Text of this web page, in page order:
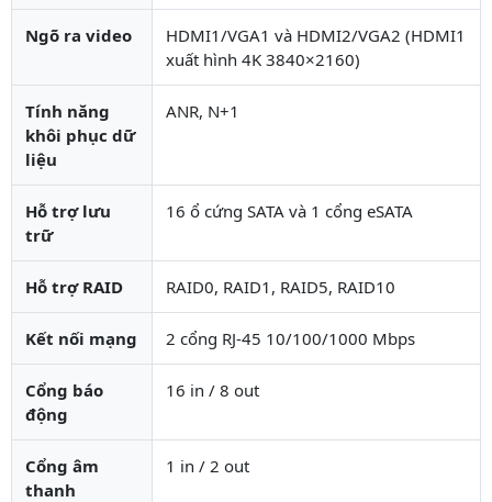
Ngõ ra video
HDMI1/VGA1 và HDMI2/VGA2 (HDMI1
xuất hình 4K 3840×2160)
Tính năng
khôi phục dữ
liệu
ANR, N+1
Hỗ trợ lưu
trữ
16 ổ cứng SATA và 1 cổng eSATA
Hỗ trợ RAID RAID0, RAID1, RAID5, RAID10
Kết nối mạng 2 cổng RJ-45 10/100/1000 Mbps
Cổng báo
động
16 in / 8 out
Cổng âm
thanh
1 in / 2 out